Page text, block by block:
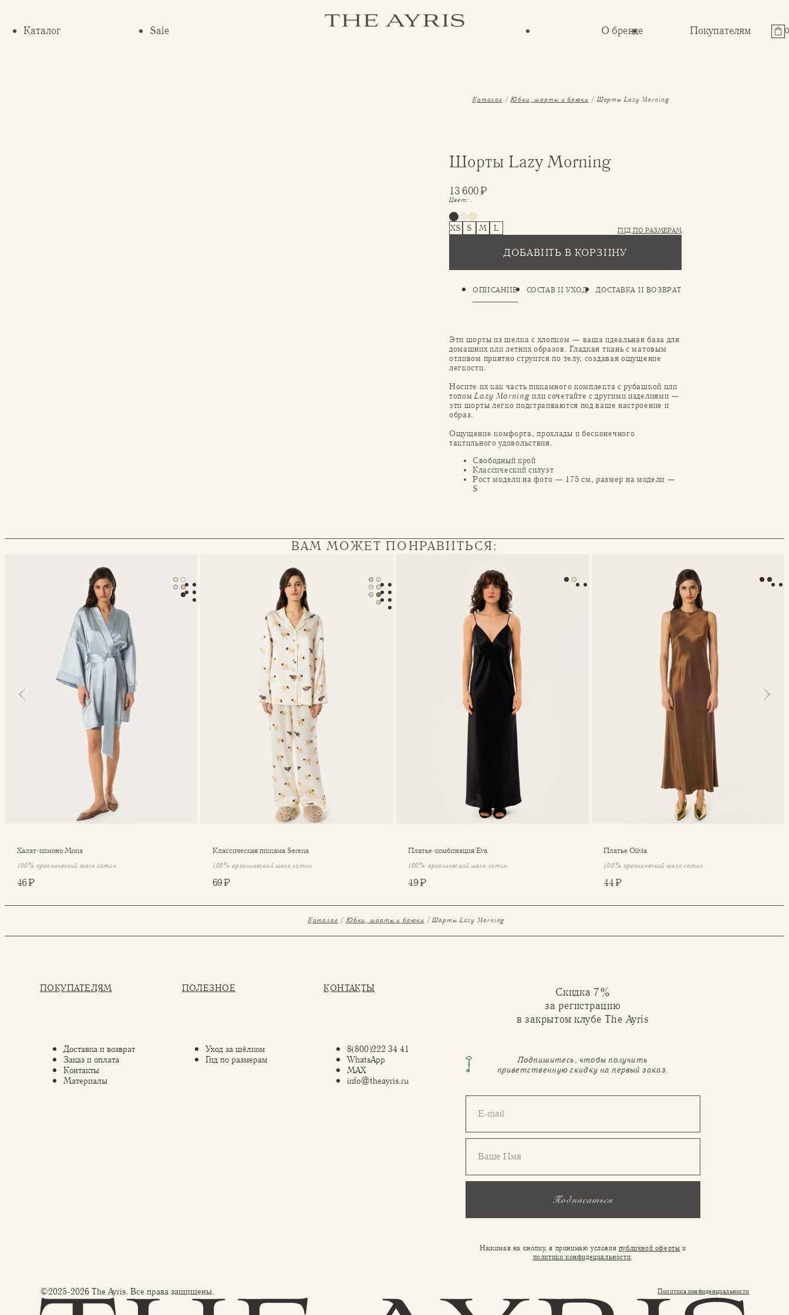
Каталог Sale О бренде Покупателям 0
Каталог Юбки, шорты и брюки Шорты Lazy Morning
Шорты Lazy Morning
13 600₽
Цвет:.
S L
XS M ГИД ПО РАЗМЕРАМ
ДОБАВИТЬ В КОРЗИНУ
ОПИСАНИЕ СОСТАВ И УХОД ДОСТАВКА И ВОЗВРАТ
Эти шорты из шелка с хлопком — ваша идеальная база для
домашних или летних образов. Гладкая ткань с матовым
отливом приятно струится по телу, создавая ощущение
легкости.
Носите их как часть пижамного комплекта с рубашкой или
топомLazy Morning или сочетайте с другими изделиями —
эти шорты легко подстраиваются под ваше настроение и
образ.
Ощущение комфорта, прохлады и бесконечного
тактильного удовольствия.
Свободный крой
Классический силуэт
Рост модели на фото — 175 см, размер на модели —
S
ВАМ МОЖЕТ ПОНРАВИТЬСЯ:
Халат-кимоно Mona
Халат-кимоно Mona
100% органический шелк сатин
46 ₽
Классическая пижама Serena
Классическая пижама Serena
100% органический шелк сатин
69 ₽
Платье-комбинация Eva
Платье-комбинация Eva
100% органический шелк сатин
49 ₽
Платье Olivia
100% органический шелк сатин
44 ₽
Каталог Юбки, шорты и брюки Шорты Lazy Morning
ПОКУПАТЕЛЯМ
Доставка и возврат
Заказ и оплата
Контакты
Материалы
ПОЛЕЗНОЕ
Уход за шёлком
Гид по размерам
КОНТАКТЫ
8(800)222 34 41
WhatsApp
MAX
info@theayris.ru
Скидка 7%
за регистрацию
в закрытом клубе The Ayris
Подпишитесь, чтобы получить
приветственную скидку на первый заказ.
E-mail
Ваше Имя
Подписаться
Нажимая на кнопку, я принимаю условия публичной оферты и
политики конфидециальности
©2025-2026 The Ayris. Все права защищены. Политика конфиденциальности